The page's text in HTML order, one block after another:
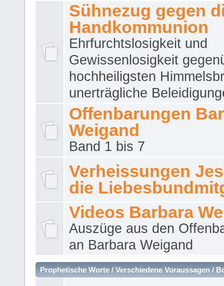
Sühnezug gegen
Handkommunion
Ehrfurchtslosigkeit und
Gewissenlosigkeit
hochheiligsten
unerträgliche
Offenbarungen
Weigand
Band 1 bis 7
Verheissungen
die
Videos Barbara
Auszüge aus den
an Barbara Weigand
Prophetische Worte / Verschiedene Voraussagen /